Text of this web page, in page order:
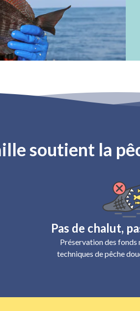
soutient la
Pas de chalut,
Préservation des fonds
techniques de pêche